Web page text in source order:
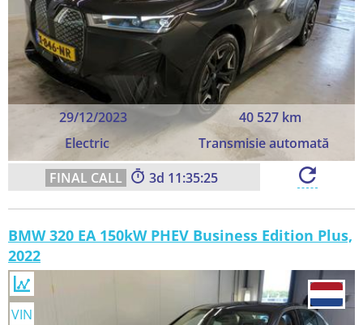
29/12/2023
40 527 km
Electric
Transmisie automată
3 11:35:23
BMW 320 EA 150kW PHEV Business Edition Plus,
2022
VIN